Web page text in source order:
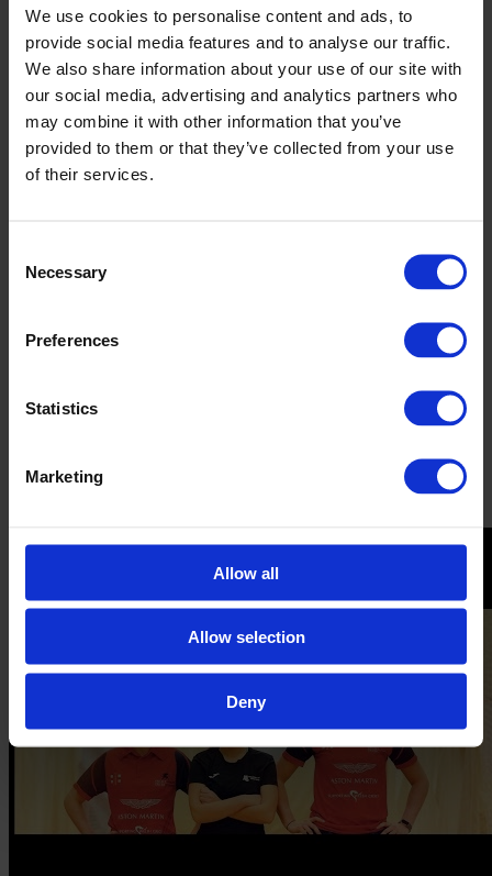
We use cookies to personalise content and ads, to
provide social media features and to analyse our traffic.
We also share information about your use of our site with
our social media, advertising and analytics partners who
may combine it with other information that you’ve
provided to them or that they’ve collected from your use
of their services.
Selection
Necessary
Preferences
Statistics
Marketing
Allow all
Allow selection
Deny
yrfaoedd amrywiol mewn sectorau cyhoeddus mewn lifrai, gan
gynnwys gwasanaethau brys golau glas a’r lluoedd arfog.
Yn ogystal, mae’r adran yn cynnal ymweliadau addysgol ledled y
wlad i dynnu sylw at yrfaoedd posibl yn y gwasanaethau cyhoeddus
Ar ben hynny, mae ystod o brofiad gwaith a hyfforddiant hefyd ar
gael i fyfyrwyr.
Mae’r Llu Cadetiaid Cyfun (CCF) yn cynnig ystod eang o
weithgareddau heriol, cyffrous, anturus ac addysgol i fyfyrwyr
Dilynwch ni ar Gyfryngau Cymdeithasol